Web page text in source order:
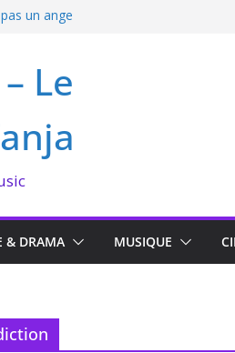
un ange
FISH
Zeniko Sumiya
Le
& DRAMA MUSIQUE